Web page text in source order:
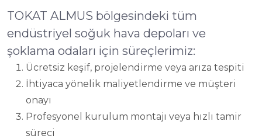
TOKAT ALMUS bölgesindeki tüm
endüstriyel soğuk hava depoları ve
şoklama odaları için süreçlerimiz:
Ücretsiz keşif, projelendirme veya arıza tespiti
İhtiyaca yönelik maliyetlendirme ve müşteri
onayı
Profesyonel kurulum montajı veya hızlı tamir
süreci